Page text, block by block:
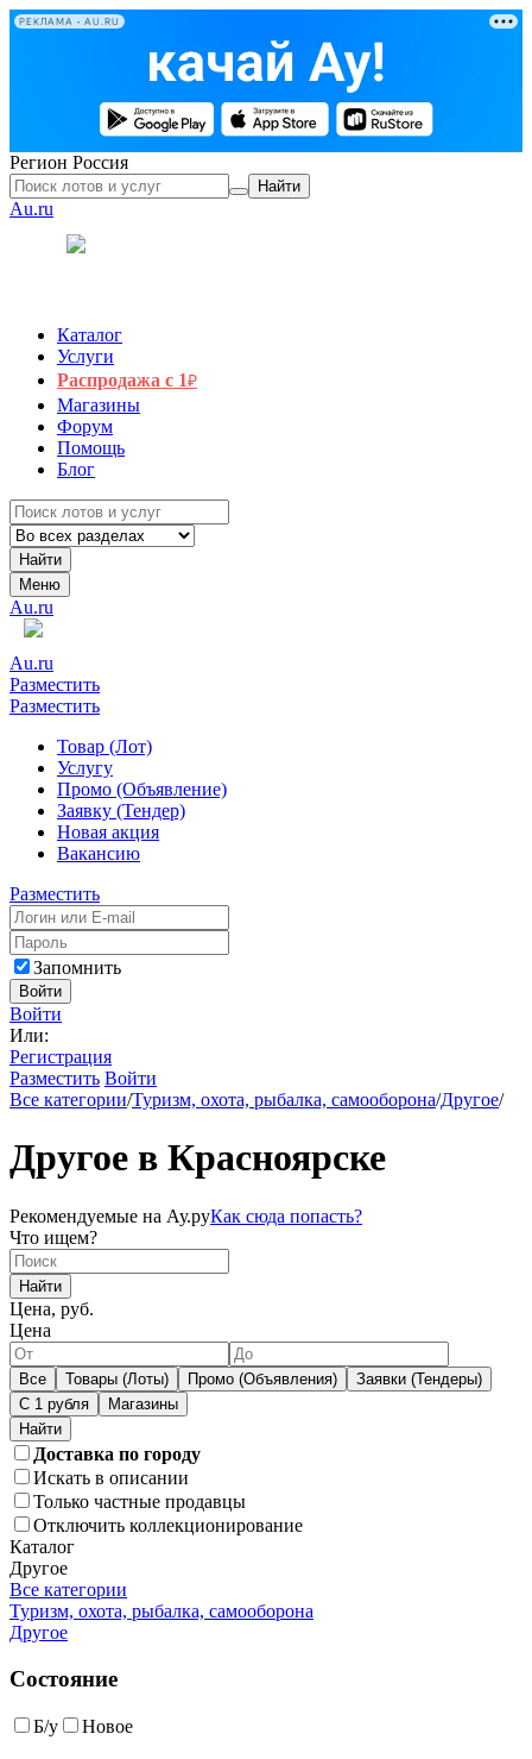
РЕКЛАМА • AU.RU
Регион Россия
Найти
Au.ru
Каталог
Услуги
Распродажа с 1₽
Магазины
Форум
Помощь
Блог
Найти
Меню
Au.ru
Au.ru
Разместить
Разместить
Товар (Лот)
Услугу
Промо (Объявление)
Заявку (Тендер)
Новая акция
Вакансию
Разместить
Запомнить
Войти
Войти
Или:
Регистрация
Разместить Войти
Все категории/Туризм, охота, рыбалка, самооборона/Другое/
Другое в Красноярске
Рекомендуемые на Ау.руКак сюда попасть?
Что ищем?
Найти
Цена, руб.
Цена
Все Товары (Лоты) Промо (Объявления)
Заявки (Тендеры)
С 1 рубля
Магазины
Доставка по городу
Искать в описании
Только частные продавцы
Отключить коллекционирование
Каталог
Другое
Все категории
Туризм, охота, рыбалка, самооборона
Другое
Состояние
Б/у Новое